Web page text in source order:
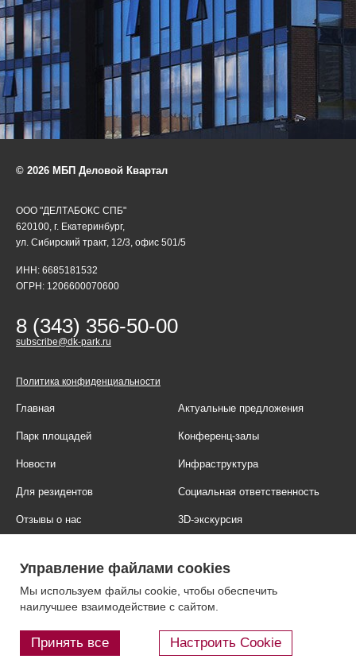
© 2026 МБП Деловой Квартал
ООО "ДЕЛТАБОКС СПБ"
620100, г. Екатеринбург,
ул. Сибирский тракт, 12/3, офис 501/5
ИНН: 6685181532
ОГРН: 1206600070600
8 (343) 356-50-00
subscribe@dk-park.ru
Политика конфиденциальности
Главная Актуальные предложения
Парк площадей Конференц-залы
Новости Инфраструктура
Для резидентов Социальная ответственность
Отзывы о нас 3D-экскурсия
Контакты Блог
Управление файлами cookies
Мы используем файлы cookie, чтобы обеспечить
наилучшее взаимодействие с сайтом.
Принять все Настроить Cookie